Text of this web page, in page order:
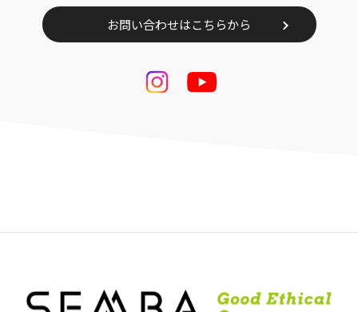
お問い合わせはこちらから